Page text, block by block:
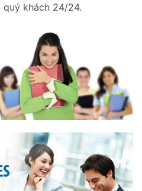
quý khách 24/24.